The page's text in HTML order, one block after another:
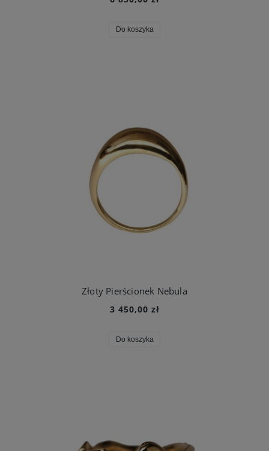
Do koszyka
Złoty Pierścionek Nebula
3 450,00 zł
Do koszyka